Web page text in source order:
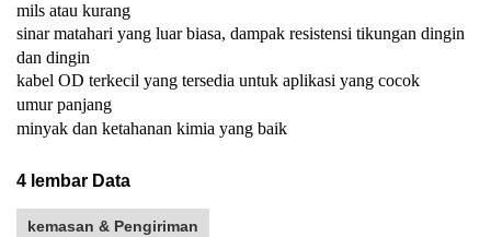
mils atau kurang
sinar matahari yang luar biasa, dampak resistensi tikungan dingin
dan dingin
kabel OD terkecil yang tersedia untuk aplikasi yang cocok
umur panjang
minyak dan ketahanan kimia yang baik
4 lembar Data
kemasan & Pengiriman